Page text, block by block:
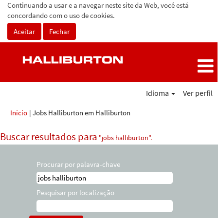
Continuando a usar e a navegar neste site da Web, você está
concordando com o uso de cookies.
Aceitar
Fechar
Idioma Ver perfil
Início | Jobs Halliburton em Halliburton
Buscar resultados para "jobs halliburton".
Procurar por palavra-chave
Pesquisar por localização